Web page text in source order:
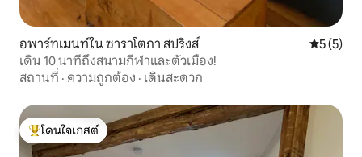
อพาร์ทเมนท์ใน ซาราโตกา สปริงส์ คะแนนเฉ
5 (5)
เดิน 10 นาทีถึงสนามกีฬาและตัวเมือง!
สถานที่ · ความถูกต้อง · เดินสะดวก
โดนใจเกสต์ที่สุด
โดนใจเกสต์